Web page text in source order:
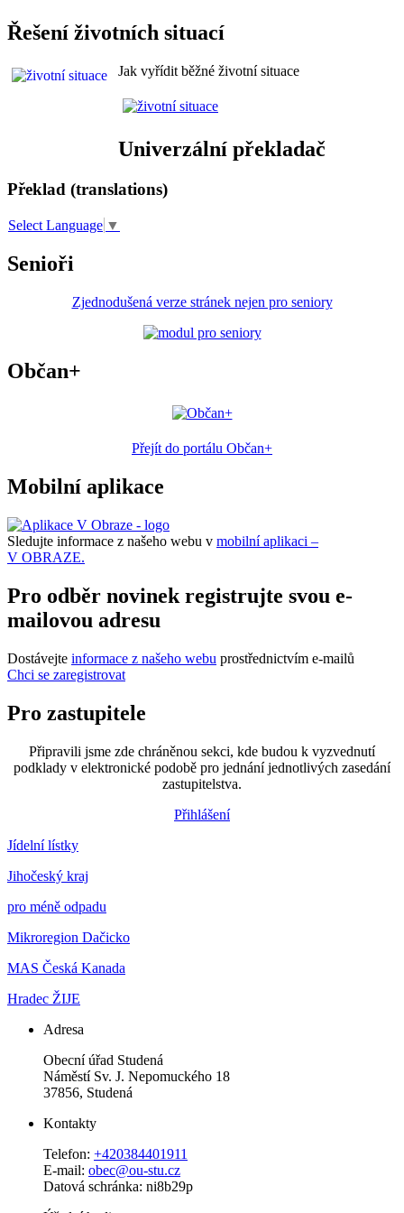
Řešení životních situací
Jak vyřídit běžné životní situace
Univerzální překladač
Překlad (translations)
Select Language ▼
Senioři
Zjednodušená verze stránek nejen pro seniory
Občan+
Přejít do portálu Občan+
Mobilní aplikace
Sledujte informace z našeho webu v mobilní aplikaci –
V OBRAZE.
Pro odběr novinek registrujte svou e-
mailovou adresu
Dostávejte informace z našeho webu prostřednictvím e-mailů
Chci se zaregistrovat
Pro zastupitele
Připravili jsme zde chráněnou sekci, kde budou k vyzvednutí
podklady v elektronické podobě pro jednání jednotlivých zasedání
zastupitelstva.
Přihlášení
Jídelní lístky
Jihočeský kraj
pro méně odpadu
Mikroregion Dačicko
MAS Česká Kanada
Hradec ŽIJE
Adresa
Obecní úřad Studená
Náměstí Sv. J. Nepomuckého 18
37856, Studená
Kontakty
Telefon: +420384401911
E-mail: obec@ou-stu.cz
Datová schránka: ni8b29p